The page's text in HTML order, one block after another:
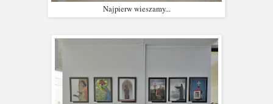
Najpierw wieszamy...